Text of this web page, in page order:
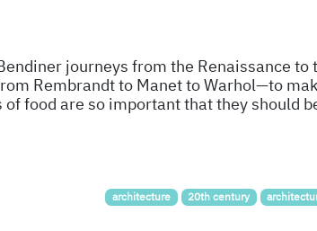
journeys from the Renaissance
Rembrandt to Manet to Warhol—to
of food are so important that they should
20th century
architecture